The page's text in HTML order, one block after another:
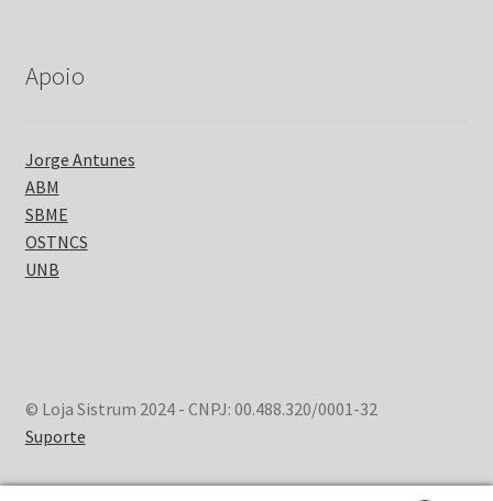
Apoio
Jorge Antunes
ABM
SBME
OSTNCS
UNB
© Loja Sistrum 2024 - CNPJ: 00.488.320/0001-32
Suporte